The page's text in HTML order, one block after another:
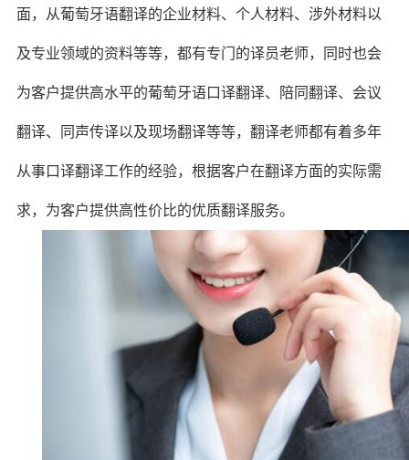
面，从葡萄牙语翻译的企业材料、个人材料、涉外材料以
及专业领域的资料等等，都有专门的译员老师，同时也会
为客户提供高水平的葡萄牙语口译翻译、陪同翻译、会议
翻译、同声传译以及现场翻译等等，翻译老师都有着多年
从事口译翻译工作的经验，根据客户在翻译方面的实际需
求，为客户提供高性价比的优质翻译服务。